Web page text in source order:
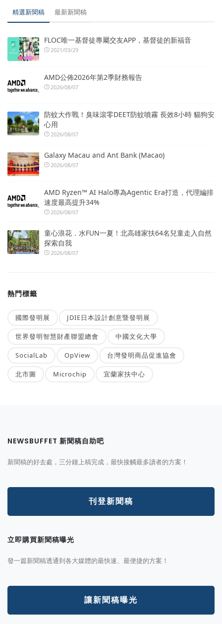
精選新聞稿 最新新聞稿
FLOC唯一基督徒專屬交友APP，基督徒的新福音
2021/03/29
AMD公佈2026年第2季財務報告
2026/08/07
防蚊大作戰！臭味滾零DEET防蚊噴霧 長效8小時 貓狗安
心用
2026/08/07
Galaxy Macau and Ant Bank (Macao)
2026/08/07
AMD Ryzen™ AI Halo專為Agentic Era打造，代理編排
速度最高提升34%
2026/08/07
童心浪花．水FUN一夏！北高雄家扶64名兒童走入自然
探索自我
2026/08/07
熱門標籤
國際發明展 JDIE日本設計創意暨發明展
世界發明智慧財產聯盟總會 中國文化大學
SocialLab OpView 台灣發明商品促進協會
北市圖 Microchip 宜蘭家扶中心
NEWSBUFFET 新聞稿自助吧
新聞稿的好去處，三分鐘上稿完成，最快接觸最多讀者的方案！
刊登新聞稿
立即購買新聞稿曝光
發一篇新聞稿透通到各大媒體的最快速、最便捷的方案！
讓新聞稿曝光